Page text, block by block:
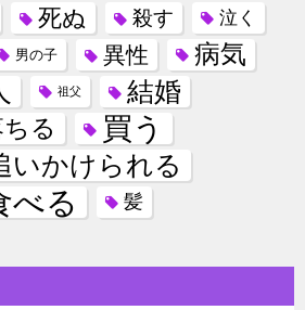
死ぬ 殺す 泣く
男の子 異性 病気
祖父 結婚
る 買う
いかけられる
べる 髪